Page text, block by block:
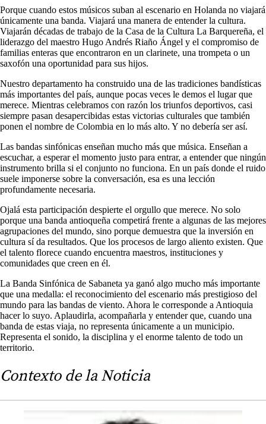
Porque cuando estos músicos suban al escenario en Holanda no viajará
únicamente una banda. Viajará una manera de entender la cultura.
Viajarán décadas de trabajo de la Casa de la Cultura La Barquereña, el
liderazgo del maestro Hugo Andrés Riaño Ángel y el compromiso de
familias enteras que encontraron en un clarinete, una trompeta o un
saxofón una oportunidad para sus hijos.
Nuestro departamento ha construido una de las tradiciones bandísticas
más importantes del país, aunque pocas veces le demos el lugar que
merece. Mientras celebramos con razón los triunfos deportivos, casi
siempre pasan desapercibidas estas victorias culturales que también
ponen el nombre de Colombia en lo más alto. Y no debería ser así.
Las bandas sinfónicas enseñan mucho más que música. Enseñan a
escuchar, a esperar el momento justo para entrar, a entender que ningún
instrumento brilla si el conjunto no funciona. En un país donde el ruido
suele imponerse sobre la conversación, esa es una lección
profundamente necesaria.
Ojalá esta participación despierte el orgullo que merece. No solo
porque una banda antioqueña competirá frente a algunas de las mejores
agrupaciones del mundo, sino porque demuestra que la inversión en
cultura sí da resultados. Que los procesos de largo aliento existen. Que
el talento florece cuando encuentra maestros, instituciones y
comunidades que creen en él.
La Banda Sinfónica de Sabaneta ya ganó algo mucho más importante
que una medalla: el reconocimiento del escenario más prestigioso del
mundo para las bandas de viento. Ahora le corresponde a Antioquia
hacer lo suyo. Aplaudirla, acompañarla y entender que, cuando una
banda de estas viaja, no representa únicamente a un municipio.
Representa el sonido, la disciplina y el enorme talento de todo un
territorio.
Contexto de la Noticia